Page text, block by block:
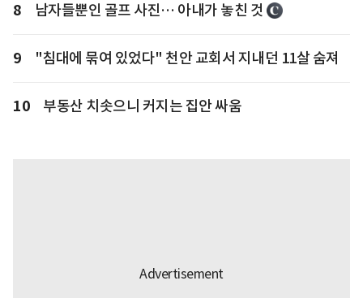
8 남자들뿐인 골프 사진… 아내가 놓친 것
9 "침대에 묶여 있었다" 천안 교회서 지내던 11살 숨져
10 부동산 치솟으니 커지는 집안 싸움